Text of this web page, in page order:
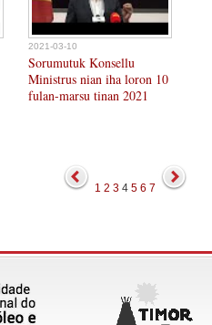
2021-03-10
Sorumutuk Konsellu
Ministrus nian iha loron 10
fulan-marsu tinan 2021
1 2 3 4 5 6 7